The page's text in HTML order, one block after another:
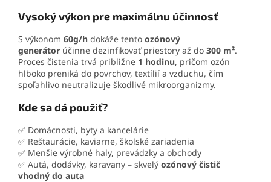
Vysoký výkon pre maximálnu účinnosť
S výkonom 60g/h dokáže tento ozónový
generátor účinne dezinfikovať priestory až do 300 m².
Proces čistenia trvá približne 1 hodinu, pričom ozón
hlboko preniká do povrchov, textílií a vzduchu, čím
spoľahlivo neutralizuje škodlivé mikroorganizmy.
Kde sa dá použiť?
✅ Domácnosti, byty a kancelárie
✅ Reštaurácie, kaviarne, školské zariadenia
✅ Menšie výrobné haly, prevádzky a obchody
✅ Autá, dodávky, karavany – skvelý ozónový čistič
vhodný do auta